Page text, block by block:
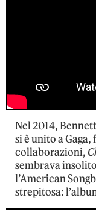
Nel 2014,
si è unito a
collaborazioni,
sembrava
l’American
strepitosa: